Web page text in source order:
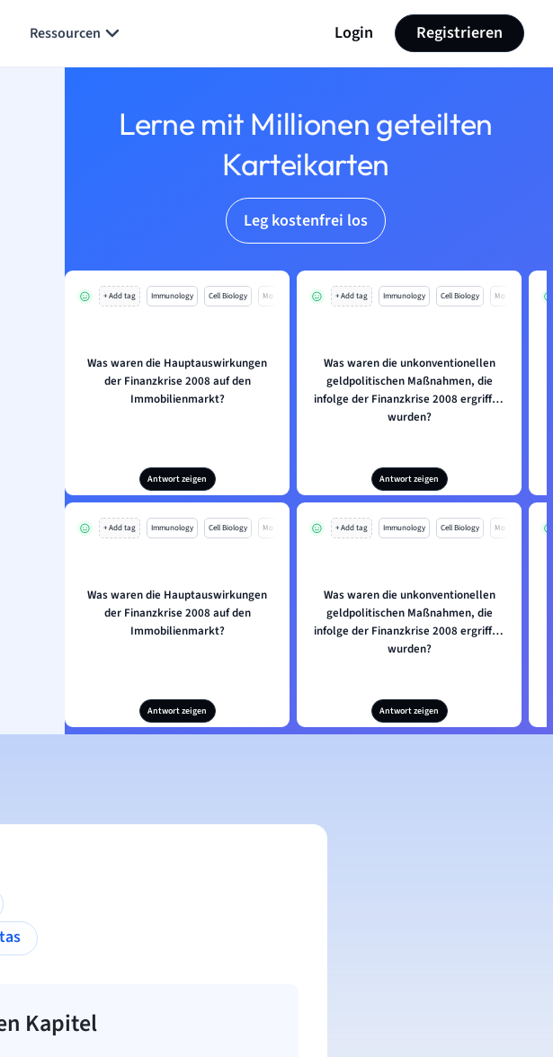
Ressourcen Login Registrieren
Lerne mit Millionen geteilten
Karteikarten
Leg kostenfrei los
+ Add tag Immunology Cell Biology Mo
Was waren die Hauptauswirkungen
der Finanzkrise 2008 auf den
Immobilienmarkt?
Antwort zeigen
+ Add tag Immunology Cell Biology Mo
Was waren die unkonventionellen
geldpolitischen Maßnahmen, die
infolge der Finanzkrise 2008 ergriffen
wurden?
Antwort zeigen
+ Add tag Immunology Cell Biology Mo
Was waren die Hauptauswirkungen
der Finanzkrise 2008 auf den
Immobilienmarkt?
Antwort zeigen
+ Add tag Immunology Cell Biology Mo
Was waren die unkonventionellen
geldpolitischen Maßnahmen, die
infolge der Finanzkrise 2008 ergriffen
wurden?
Antwort zeigen
Kapitel